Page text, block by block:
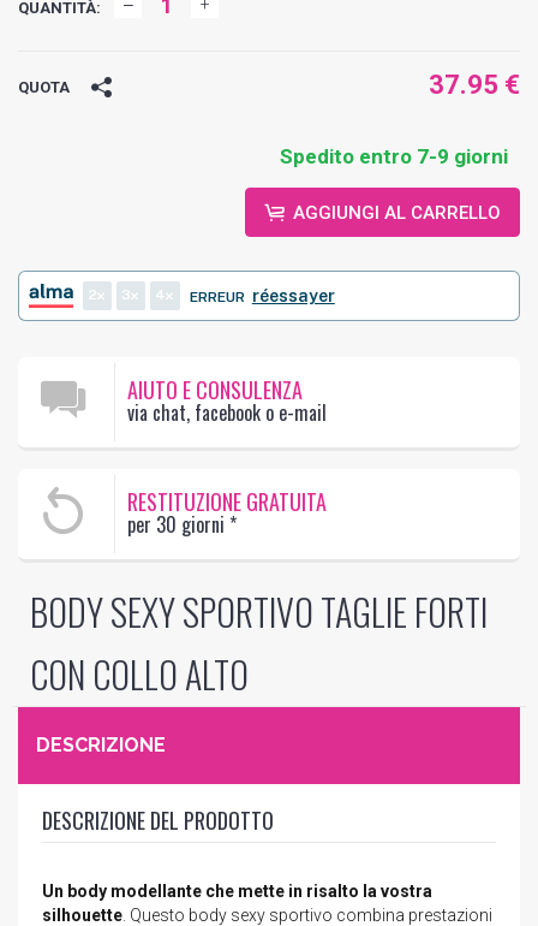
QUANTITÀ:
QUOTA 37.95 €
Spedito entro 7-9 giorni
AGGIUNGI AL CARRELLO
2 3 4 ERREUR réessayer
AIUTO E CONSULENZA
via chat, facebook o e-mail
RESTITUZIONE GRATUITA
per 30 giorni *
BODY SEXY SPORTIVO TAGLIE FORTI
CON COLLO ALTO
DESCRIZIONE
DESCRIZIONE DEL PRODOTTO
Un body modellante che mette in risalto la vostra
silhouette . Questo body sexy sportivo combina prestazioni